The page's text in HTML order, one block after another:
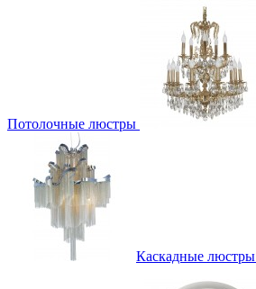
Потолочные люстры
Каскадные люстры